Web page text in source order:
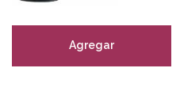
Agregar